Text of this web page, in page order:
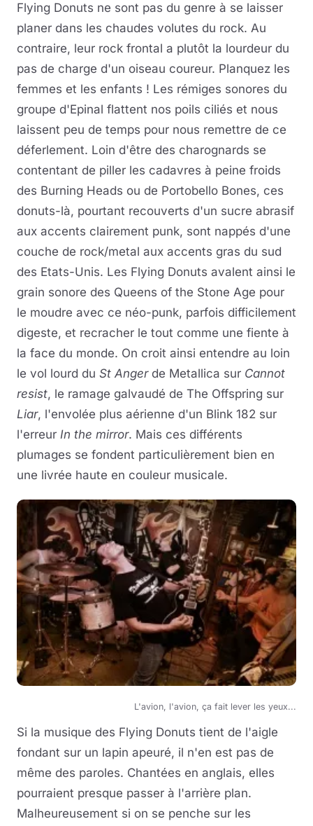
Flying Donuts ne sont pas du genre à se laisser
planer dans les chaudes volutes du rock. Au
contraire, leur rock frontal a plutôt la lourdeur du
pas de charge d'un oiseau coureur. Planquez les
femmes et les enfants ! Les rémiges sonores du
groupe d'Epinal flattent nos poils ciliés et nous
laissent peu de temps pour nous remettre de ce
déferlement. Loin d'être des charognards se
contentant de piller les cadavres à peine froids
des Burning Heads ou de Portobello Bones, ces
donuts-là, pourtant recouverts d'un sucre abrasif
aux accents clairement punk, sont nappés d'une
couche de rock/metal aux accents gras du sud
des Etats-Unis. Les Flying Donuts avalent ainsi le
grain sonore des Queens of the Stone Age pour
le moudre avec ce néo-punk, parfois difficilement
digeste, et recracher le tout comme une fiente à
la face du monde. On croit ainsi entendre au loin
le vol lourd du St Angerde Metallica sur Cannot
resist, le ramage galvaudé de The Offspring sur
Liar, l'envolée plus aérienne d'un Blink 182 sur
l'erreur In the mirror. Mais ces différents
plumages se fondent particulièrement bien en
une livrée haute en couleur musicale.
L'avion, l'avion, ça fait lever les yeux...
Si la musique des Flying Donuts tient de l'aigle
fondant sur un lapin apeuré, il n'en est pas de
même des paroles. Chantées en anglais, elles
pourraient presque passer à l'arrière plan.
Malheureusement si on se penche sur les